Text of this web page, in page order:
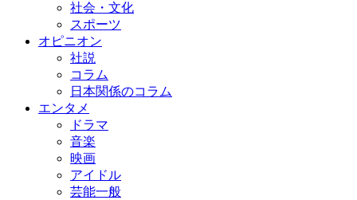
社会・文化
スポーツ
オピニオン
社説
コラム
日本関係のコラム
エンタメ
ドラマ
音楽
映画
アイドル
芸能一般